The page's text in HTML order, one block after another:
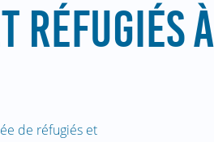
RÉFUGIÉS À
de réfugiés et